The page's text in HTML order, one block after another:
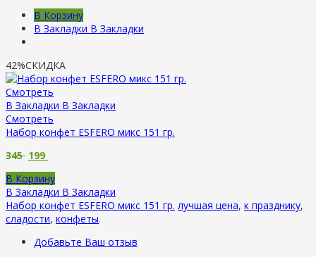
В Корзину
В Закладки В Закладки
42%СКИДКА
Смотреть
В Закладки В Закладки
Смотреть
Набор конфет ESFERO микс 151 гр.
345 199
В Корзину
В Закладки В Закладки
Набор конфет ESFERO микс 151 гр. лучшая цена, к празднику,
сладости, конфеты.
Добавьте Ваш отзыв